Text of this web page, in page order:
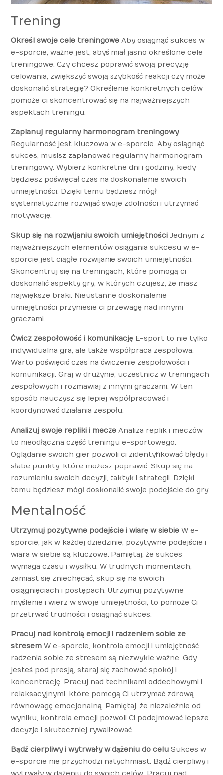
Trening
Określ swoje cele treningowe Aby osiągnąć sukces w
e-sporcie, ważne jest, abyś miał jasno określone cele
treningowe. Czy chcesz poprawić swoją precyzję
celowania, zwiększyć swoją szybkość reakcji czy może
doskonalić strategię? Określenie konkretnych celów
pomoże ci skoncentrować się na najważniejszych
aspektach treningu.
Zaplanuj regularny harmonogram treningowy
Regularność jest kluczowa w e-sporcie. Aby osiągnąć
sukces, musisz zaplanować regularny harmonogram
treningowy. Wybierz konkretne dni i godziny, kiedy
będziesz poświęcał czas na doskonalenie swoich
umiejętności. Dzięki temu będziesz mógł
systematycznie rozwijać swoje zdolności i utrzymać
motywację.
Skup się na rozwijaniu swoich umiejętności Jednym z
najważniejszych elementów osiągania sukcesu w e-
sporcie jest ciągłe rozwijanie swoich umiejętności.
Skoncentruj się na treningach, które pomogą ci
doskonalić aspekty gry, w których czujesz, że masz
największe braki. Nieustanne doskonalenie
umiejętności przyniesie ci przewagę nad innymi
graczami.
Ćwicz zespołowość i komunikację E-sport to nie tylko
indywidualna gra, ale także współpraca zespołowa.
Warto poświęcić czas na ćwiczenie zespołowości i
komunikacji. Graj w drużynie, uczestnicz w treningach
zespołowych i rozmawiaj z innymi graczami. W ten
sposób nauczysz się lepiej współpracować i
koordynować działania zespołu.
Analizuj swoje repliki i mecze Analiza replik i meczów
to nieodłączna część treningu e-sportowego.
Oglądanie swoich gier pozwoli ci zidentyfikować błędy i
słabe punkty, które możesz poprawić. Skup się na
rozumieniu swoich decyzji, taktyk i strategii. Dzięki
temu będziesz mógł doskonalić swoje podejście do gry.
Mentalność
Utrzymuj pozytywne podejście i wiarę w siebie W e-
sporcie, jak w każdej dziedzinie, pozytywne podejście i
wiara w siebie są kluczowe. Pamiętaj, że sukces
wymaga czasu i wysiłku. W trudnych momentach,
zamiast się zniechęcać, skup się na swoich
osiągnięciach i postępach. Utrzymuj pozytywne
myślenie i wierz w swoje umiejętności, to pomoże Ci
przetrwać trudności i osiągnąć sukces.
Pracuj nad kontrolą emocji i radzeniem sobie ze
stresem W e-sporcie, kontrola emocji i umiejętność
radzenia sobie ze stresem są niezwykle ważne. Gdy
jesteś pod presją, staraj się zachować spokój i
koncentrację. Pracuj nad technikami oddechowymi i
relaksacyjnymi, które pomogą Ci utrzymać zdrową
równowagę emocjonalną. Pamiętaj, że niezależnie od
wyniku, kontrola emocji pozwoli Ci podejmować lepsze
decyzje i skuteczniej rywalizować.
Bądź cierpliwy i wytrwały w dążeniu do celu Sukces w
e-sporcie nie przychodzi natychmiast. Bądź cierpliwy i